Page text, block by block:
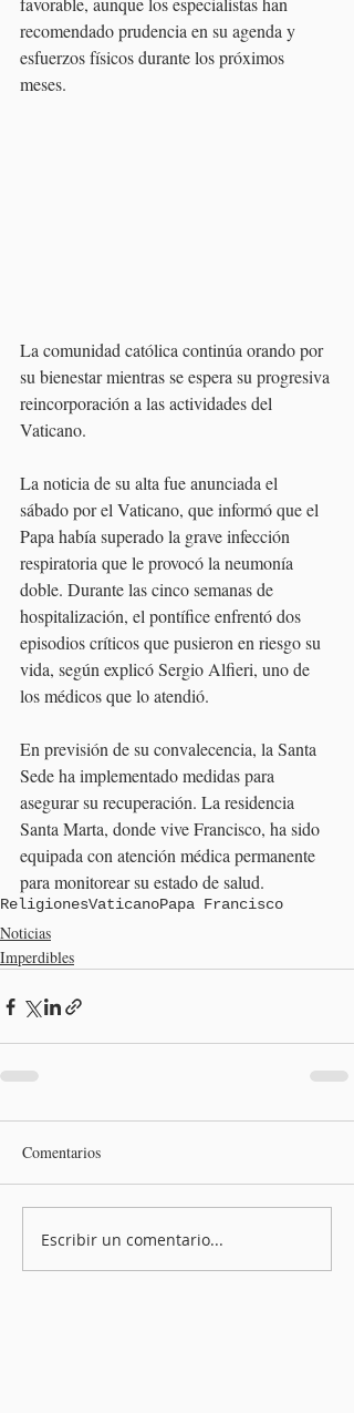
recomendado prudencia en su agenda y
esfuerzos físicos durante los próximos
meses.
La comunidad católica continúa orando por
su bienestar mientras se espera su progresiva
reincorporación a las actividades del
Vaticano.
La noticia de su alta fue anunciada el
sábado por el Vaticano, que informó que el
Papa había superado la grave infección
respiratoria que le provocó la neumonía
doble. Durante las cinco semanas de
hospitalización, el pontífice enfrentó dos
episodios críticos que pusieron en riesgo su
vida, según explicó Sergio Alfieri, uno de
los médicos que lo atendió.
En previsión de su convalecencia, la Santa
Sede ha implementado medidas para
asegurar su recuperación. La residencia
Santa Marta, donde vive Francisco, ha sido
equipada con atención médica permanente
para monitorear su estado de salud.
ReligionesVaticanoPapa Francisco
Noticias
Imperdibles
Comentarios
Escribir un comentario...